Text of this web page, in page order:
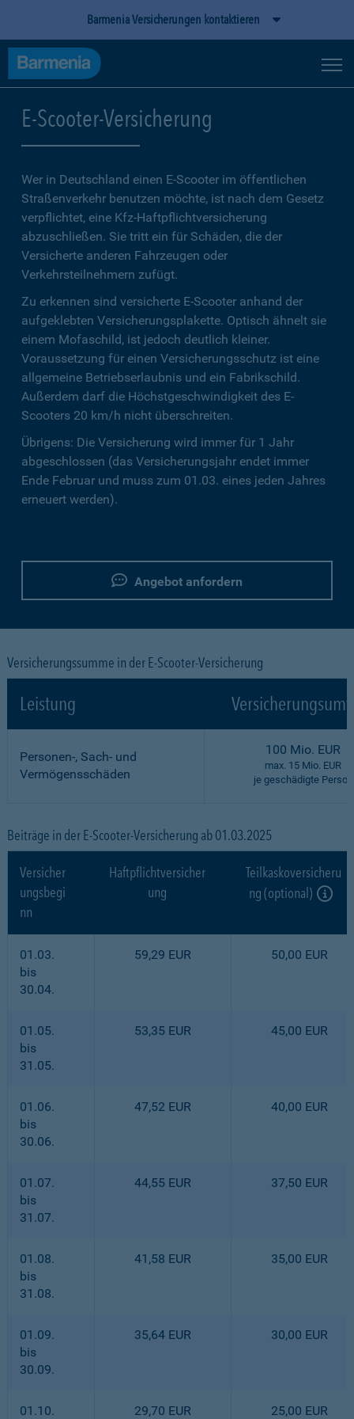
Barmenia Versicherungen kontaktieren
E-Scooter-Versicherung
Wer in Deutschland einen E-Scooter im öffentlichen
Straßenverkehr benutzen möchte, ist nach dem Gesetz
verpflichtet, eine Kfz-Haftpflichtversicherung
abzuschließen. Sie tritt ein für Schäden, die der
Versicherte anderen Fahrzeugen oder
Verkehrsteilnehmern zufügt.
Zu erkennen sind versicherte E-Scooter anhand der
aufgeklebten Versicherungsplakette. Optisch ähnelt sie
einem Mofaschild, ist jedoch deutlich kleiner.
Voraussetzung für einen Versicherungsschutz ist eine
allgemeine Betriebserlaubnis und ein Fabrikschild.
Außerdem darf die Höchstgeschwindigkeit des E-
Scooters 20 km/h nicht überschreiten.
Übrigens: Die Versicherung wird immer für 1 Jahr
abgeschlossen (das Versicherungsjahr endet immer
Ende Februar und muss zum 01.03. eines jeden Jahres
erneuert werden).
Angebot anfordern
Versicherungssumme in der E-Scooter-Versicherung
Leistung
Personen-, Sach- und
Vermögensschäden
100 Mio. EUR
max. 15 Mio. EUR
je geschädigte Person
Beiträge in der E-Scooter-Versicherung ab 01.03.2025
Versicher
ungsbegi
nn
Haftpflichtversicher
ung
Teilkaskoversicheru
ng (optional)
01.03.
bis
30.04.
59,29 EUR 50,00 EUR
01.05.
bis
31.05.
53,35 EUR 45,00 EUR
01.06.
bis
30.06.
47,52 EUR 40,00 EUR
01.07.
bis
31.07.
44,55 EUR 37,50 EUR
01.08.
bis
31.08.
41,58 EUR 35,00 EUR
01.09.
bis
30.09.
35,64 EUR 30,00 EUR
01.10. 29,70 EUR 25,00 EUR